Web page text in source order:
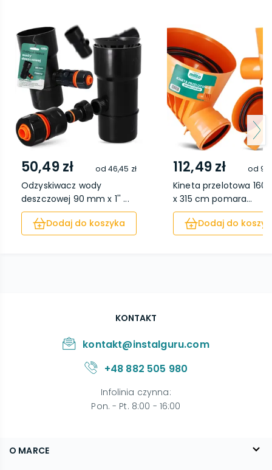
50,49 zł od 46,45 zł
Odzyskiwacz wody
deszczowej 90 mm x 1'' ...
Dodaj do koszyka
112,49 zł od
Kineta przelotowa 160
x 315 cm pomara...
Dodaj do
O MARCE
KONTAKT
kontakt@instalguru.com
+48 882 505 980
Infolinia czynna:
Pon. - Pt. 8:00 - 16:00